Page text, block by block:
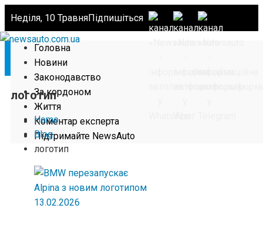
Неділя, 10 ТравняПідпишіться
Головна
Новини
Законодавство
За кордоном
Життя
Коментар експерта
Підтримайте NewsAuto
логотип
Home
Blog
логотип
13.02.2026